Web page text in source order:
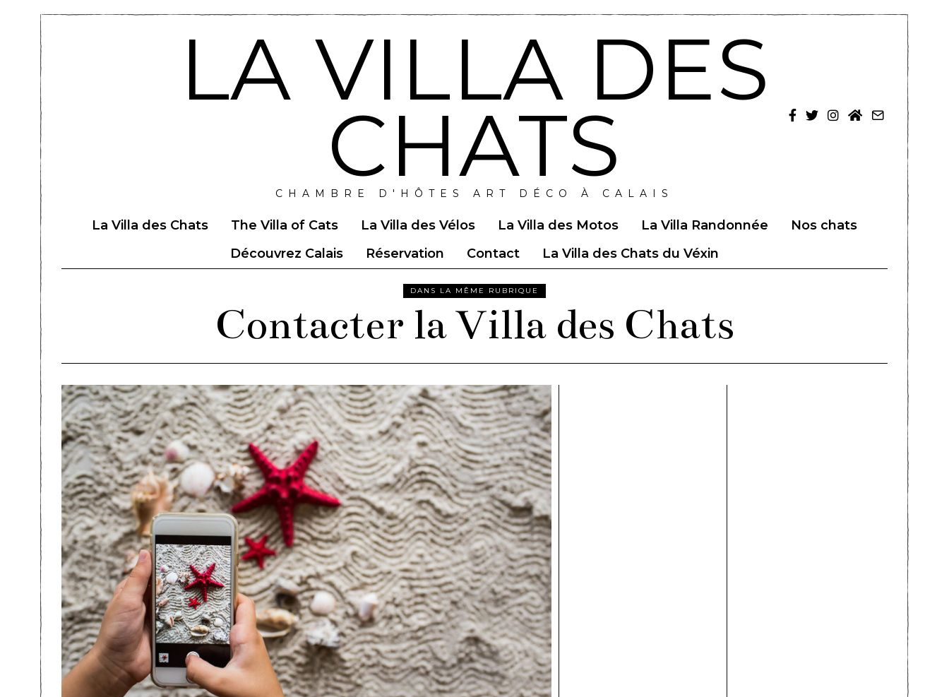
LA VILLA DES
CHATS
CHAMBRE D'HÔTES ART DÉCO À CALAIS
La Villa des Chats The Villa of Cats La Villa des Vélos La Villa des Motos La Villa Randonnée
Nos chats
Découvrez Calais
Réservation Contact La Villa des Chats du Véxin
DANS LA MÊME RUBRIQUE
Contacter la Villa des Chats